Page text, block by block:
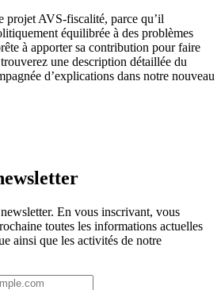
projet AVS-fiscalité, parce qu’il
équilibrée à des problèmes
à apporter sa contribution pour faire
une description détaillée du
d’explications dans notre nouveau
En vous inscrivant, vous
toutes les informations actuelles
ainsi que les activités de notre